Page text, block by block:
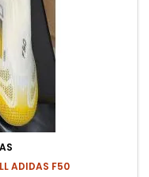
ADIDAS F50